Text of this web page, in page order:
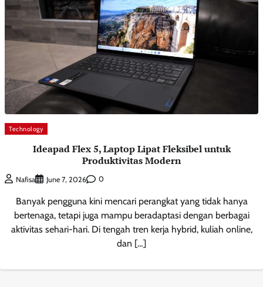
Technology
Ideapad Flex 5, Laptop Lipat Fleksibel untuk
Produktivitas Modern
Nafisa June 7, 2026 0
Banyak pengguna kini mencari perangkat yang tidak hanya
bertenaga, tetapi juga mampu beradaptasi dengan berbagai
aktivitas sehari-hari. Di tengah tren kerja hybrid, kuliah online,
dan […]